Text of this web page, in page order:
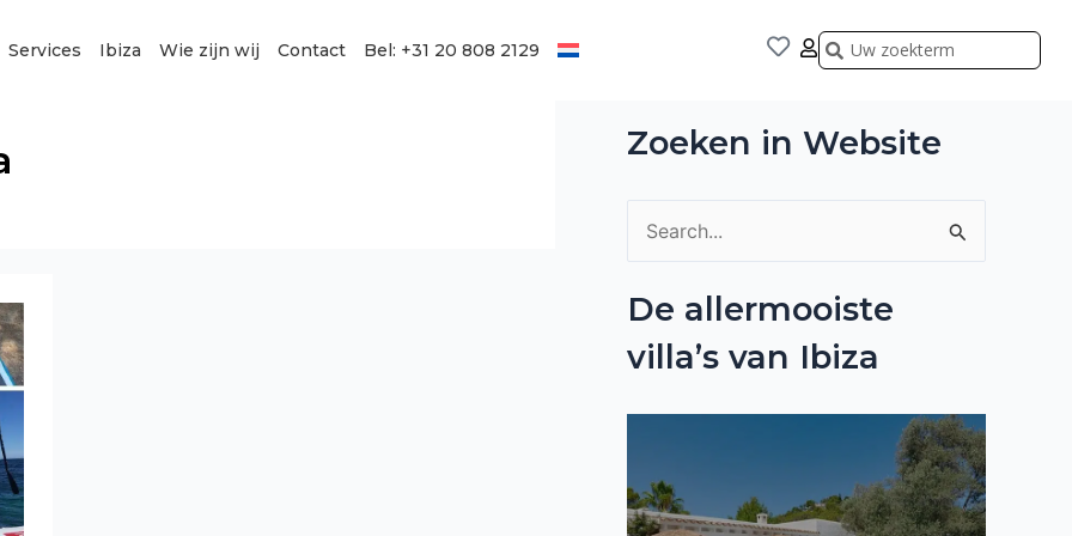
Services Ibiza Wie zijn wij Contact Bel: +31 20 808 2129 Zoeken
Zoeken
Zoeken in Website
e
k
r
De allermooiste
villa’s van Ibiza